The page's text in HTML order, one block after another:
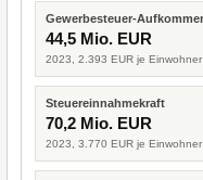
Gewerbesteuer-
44,5 Mio. EUR
2023, 2.393 EUR je Einwohner
Steuereinnahmekraft
70,2 Mio. EUR
2023, 3.770 EUR je Einwohner